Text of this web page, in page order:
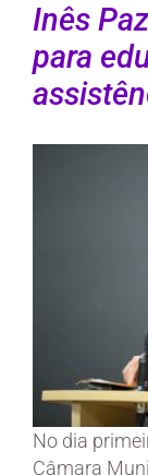
Inês
para
No dia
Câmara